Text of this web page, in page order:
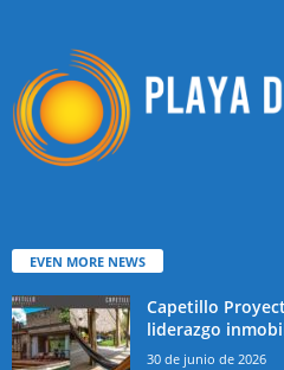
EVEN MORE NEWS
Capetillo
liderazgo
30 de junio de 2026